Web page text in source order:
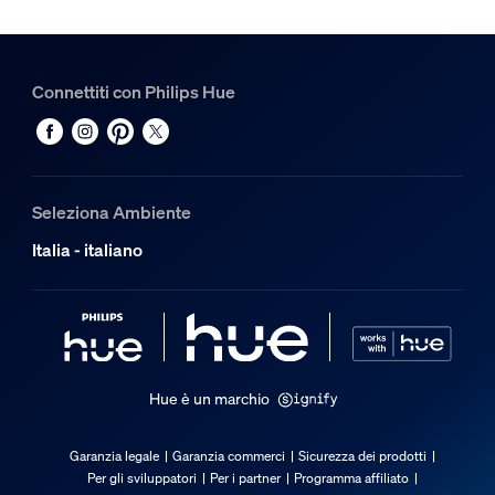
Hue Binario Perifo da 1 m
Hue Connettore angolare interno Perifo
Hue White and color ambiance Faretto cilindrico Perifo
4
Hue Connettore diritto Perifo
1
Connettiti con Philips Hue
Seleziona Ambiente
Italia - italiano
Hue è un marchio
Garanzia legale Garanzia commerci
Sicurezza dei prodotti
Per gli sviluppatori
Per i partner
Programma affiliato